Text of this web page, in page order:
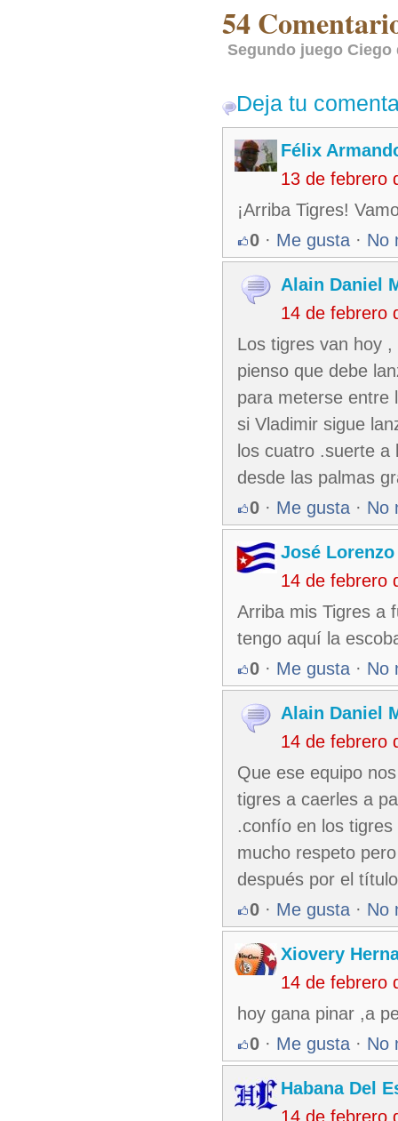
54
Segundo juego
Deja tu
Félix
13 de febrero
¡Arriba Tigres!
0 · Me gusta · No
Alain Daniel
14 de febrero
Los tigres van hoy
pienso que debe
para meterse entre
si Vladimir sigue
los cuatro .suerte
desde las palmas
0 · Me gusta · No
José
14 de febrero
Arriba mis Tigres a
tengo aquí la
0 · Me gusta · No
Alain Daniel
14 de febrero
Que ese equipo
tigres a caerles a
.confío en los
mucho respeto
después por el
0 · Me gusta · No
Xiovery
14 de febrero
hoy gana pinar ,a
0 · Me gusta · No
Habana Del
14 de febrero